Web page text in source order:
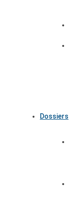
Dossiers